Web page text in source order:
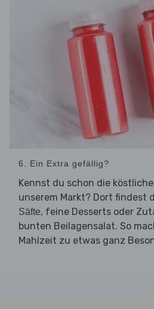
6. Ein Extra gefällig?
Kennst du schon die
unserem Markt? Dort findest
Säfte, feine Desserts oder
bunten Beilagensalat. So
Mahlzeit zu etwas ganz